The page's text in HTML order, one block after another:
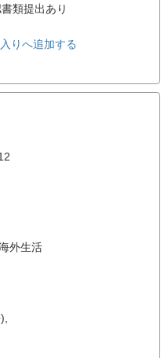
類提出あり
りへ追加する
外生活
,